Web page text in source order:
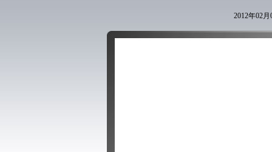
2012年02